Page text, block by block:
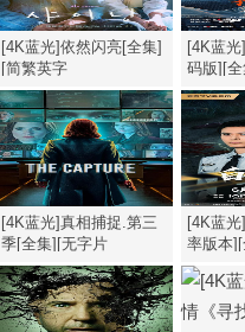
[4K蓝光]依然闪亮[全集]
[简繁英字
幕].Still.Shining.S01.1080p
[4K蓝
码版][
文字
幕
[4K蓝光]真相捕捉.第三
季[全集][无字片
源].The.Capture.S03.1080p
[4K蓝
率版本
音/中文字
幕